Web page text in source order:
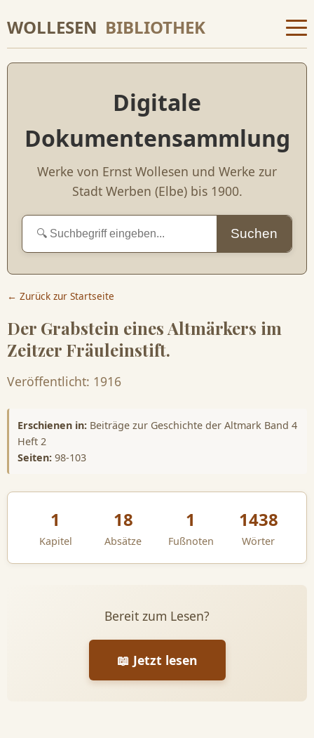
WOLLESEN BIBLIOTHEK
Digitale
Dokumentensammlung
Werke von Ernst Wollesen und Werke zur
Stadt Werben (Elbe) bis 1900.
Suchen
← Zurück zur Startseite
Der Grabstein eines Altmärkers im
Zeitzer Fräuleinstift.
Veröffentlicht: 1916
Erschienen in: Beiträge zur Geschichte der Altmark Band 4
Heft 2
Seiten: 98-103
1
Kapitel
18
Absätze
1
Fußnoten
1438
Wörter
Bereit zum Lesen?
📖 Jetzt lesen